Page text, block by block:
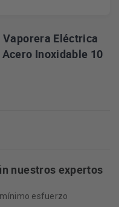
Eléctrica
Inoxidable 10
nuestros expertos
esfuerzo